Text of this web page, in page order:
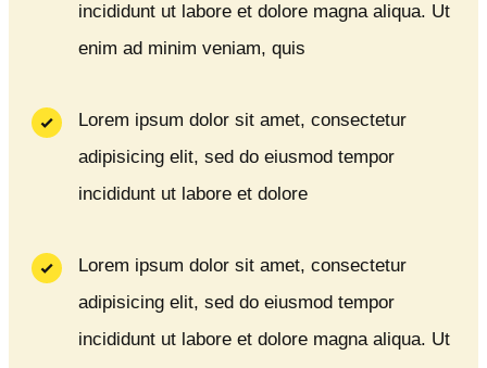
incididunt ut labore et dolore magna aliqua. Ut
enim ad minim veniam, quis
Lorem ipsum dolor sit amet, consectetur
adipisicing elit, sed do eiusmod tempor
incididunt ut labore et dolore
Lorem ipsum dolor sit amet, consectetur
adipisicing elit, sed do eiusmod tempor
incididunt ut labore et dolore magna aliqua. Ut